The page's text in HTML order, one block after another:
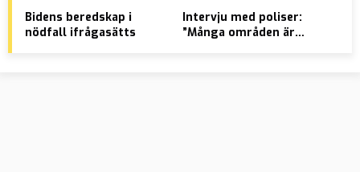
Bidens beredskap i
nödfall ifrågasätts
Intervju med poliser:
”Många områden är